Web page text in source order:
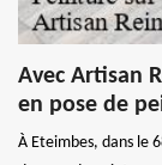
Avec Artisan
en pose de
À Eteimbes, dans le